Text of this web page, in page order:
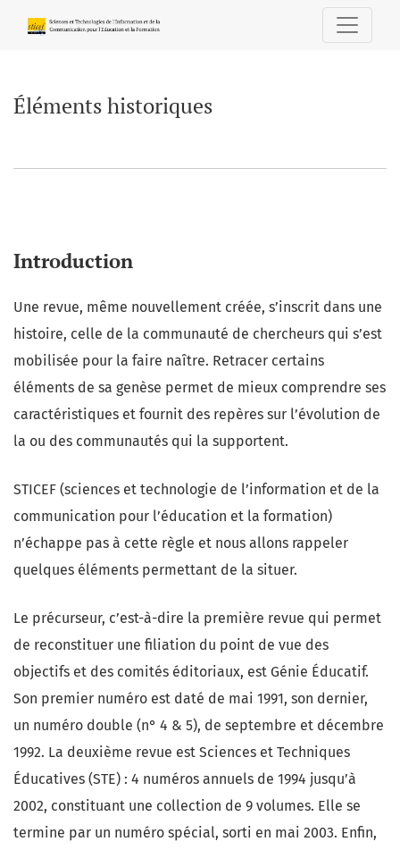
Éléments historiques
Éléments historiques
Introduction
Une revue, même nouvellement créée, s’inscrit dans une
histoire, celle de la communauté de chercheurs qui s’est
mobilisée pour la faire naître. Retracer certains
éléments de sa genèse permet de mieux comprendre ses
caractéristiques et fournit des repères sur l’évolution de
la ou des communautés qui la supportent.
STICEF (sciences et technologie de l’information et de la
communication pour l’éducation et la formation)
n’échappe pas à cette règle et nous allons rappeler
quelques éléments permettant de la situer.
Le précurseur, c’est-à-dire la première revue qui permet
de reconstituer une filiation du point de vue des
objectifs et des comités éditoriaux, est Génie Éducatif.
Son premier numéro est daté de mai 1991, son dernier,
un numéro double (n° 4 & 5), de septembre et décembre
1992. La deuxième revue est Sciences et Techniques
Éducatives (STE) : 4 numéros annuels de 1994 jusqu’à
2002, constituant une collection de 9 volumes. Elle se
termine par un numéro spécial, sorti en mai 2003. Enfin,